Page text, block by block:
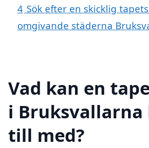
4 Sök efter en skicklig
omgivande städerna
Vad kan en
i Bruksvallarna
till med?